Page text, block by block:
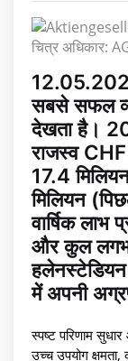
चित्र अधिकार:
सबसे सफल
देखता है।
राजस्व
17.4
मिलियन
वार्षिक लाभ
और कुल
हलेनस्टेडियन
में अपनी
स्पष्ट परिणाम
उच्च उपयोग